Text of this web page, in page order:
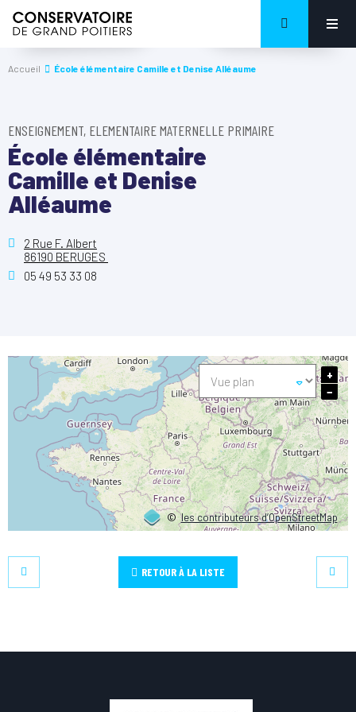
Accueil École élémentaire Camille et Denise Alléaume
ENSEIGNEMENT, ELEMENTAIRE MATERNELLE PRIMAIRE
École élémentaire
Camille et Denise
Alléaume
2 Rue F. Albert
86190 BERUGES
05 49 53 33 08
©les contributeurs d’OpenStreetMap
+
−
RETOUR À LA LISTE